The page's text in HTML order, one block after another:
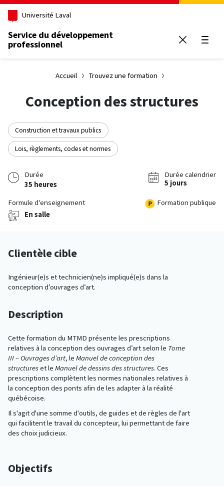
Aller au contenu principal
Université Laval
Service du développement
professionnel
Accueil Trouvez une formation
Conception des structures
Construction et travaux publics
Lois, règlements, codes et normes
Durée
35 heures
Durée calendrier
5 jours
Formule d'enseignement
En salle
Formation publique
Clientèle cible
Ingénieur(e)s et technicien(ne)s impliqué(e)s dans la
conception d’ouvrages d’art.
Description
Cette formation du MTMD présente les prescriptions
relatives à la conception des ouvrages d’art selon le Tome
III – Ouvrages d’art, le Manuel de conception des
structureset le Manuel de dessins des structures. Ces
prescriptions complètent les normes nationales relatives à
la conception des ponts afin de les adapter à la réalité
québécoise.
Il s'agit d'une somme d'outils, de guides et de règles de l'art
qui facilitent le travail du concepteur, lui permettant de faire
des choix judicieux.
Objectifs